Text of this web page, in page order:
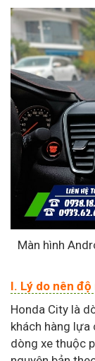
Màn hình
I. Lý do nên
Honda City là
khách hàng lựa
dòng xe thuộc